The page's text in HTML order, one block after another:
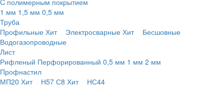
1 мм 1,5 мм 0,5 мм
Труба
Профильные Хит Электросварные Хит
Бесшовные
Водогазопроводные
Лист
Рифленый Перфорированный 0,5 мм 1 мм 2 мм
Профнастил
МП20 Хит Н57 С8 Хит
НС44